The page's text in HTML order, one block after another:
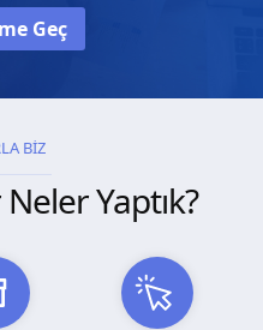
Geç
BİZ
Yaptık?